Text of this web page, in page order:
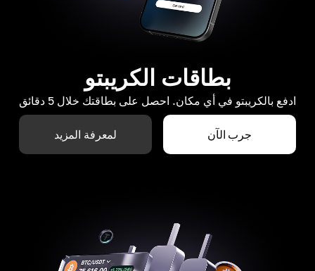
بطاقات الكريبتو
ادفع بالكريبتو في أي مكان. احصل على بطاقتك خلال 5 دقائق
جرب الآن لمعرفة المزيد